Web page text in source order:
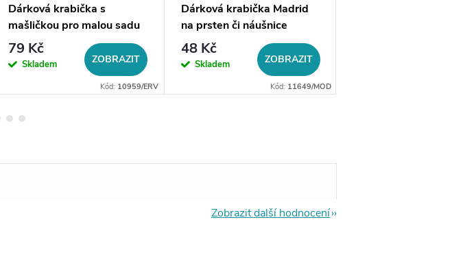
Dárková krabička s
mašličkou pro malou sadu
šperků
79 Kč
Skladem ZOBRAZIT
Kód: 10959/ERV
Dárková krabička Madrid
na prsten či náušnice
48 Kč
Skladem ZOBRAZIT
Kód: 11649/MOD
Zobrazit další hodnocení